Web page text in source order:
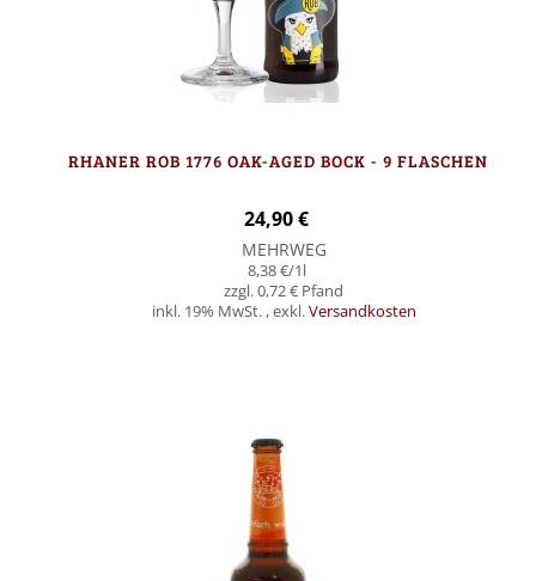
RHANER ROB 1776 OAK-AGED BOCK - 9 FLASCHEN
24,90 €
MEHRWEG
8,38 €/1l
0,72 €
inkl. 19% MwSt. ,exkl.Versandkosten